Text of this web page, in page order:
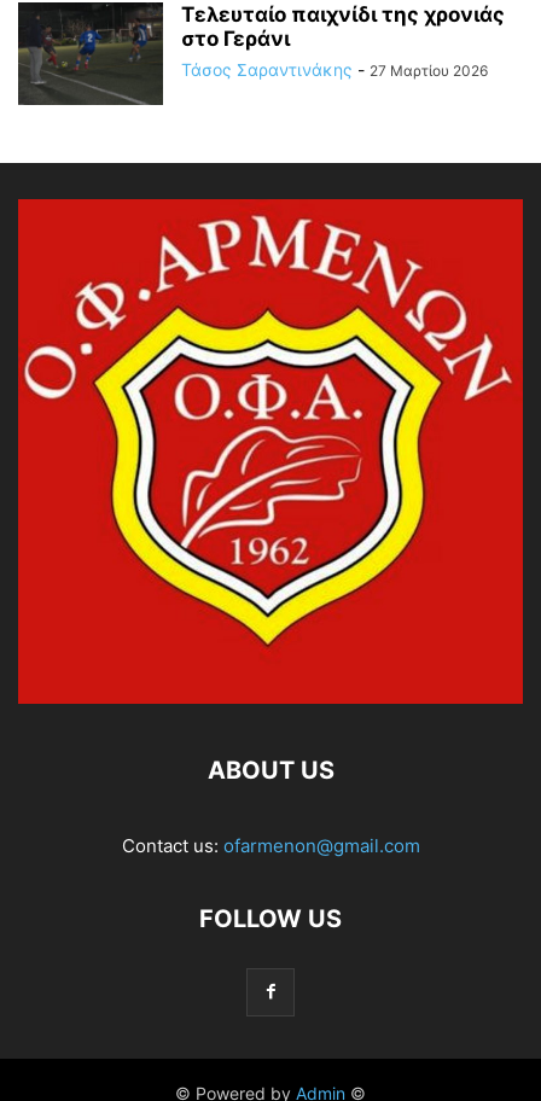
Τελευταίο παιχνίδι της χρονιάς
στο Γεράνι
Τάσος Σαραντινάκης - 27 Μαρτίου 2026
ABOUT US
Contact us: ofarmenon@gmail.com
FOLLOW US
© Powered by Admin ©